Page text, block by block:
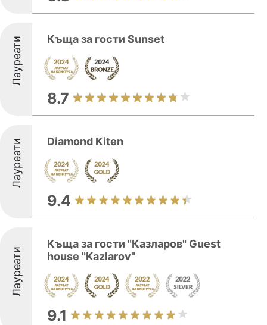
Лауреати Къща за гости Sunset
8.7
Лауреати Diamond Kiten
9.4
Лауреати
Къща за гости "Казларов" Guest
house "Kazlarov"
9.1